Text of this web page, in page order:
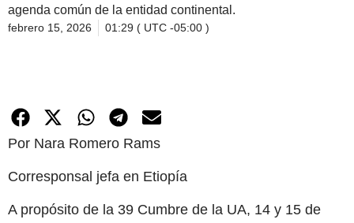
agenda común de la entidad continental.
febrero 15, 2026 01:29 ( UTC -05:00 )
Por Nara Romero Rams
Corresponsal jefa en Etiopía
A propósito de la 39 Cumbre de la UA, 14 y 15 de